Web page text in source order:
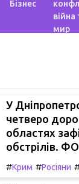
Бізнес
війна
мир
У
четверо
областях
обстрілів.
#Крим #Росіяни